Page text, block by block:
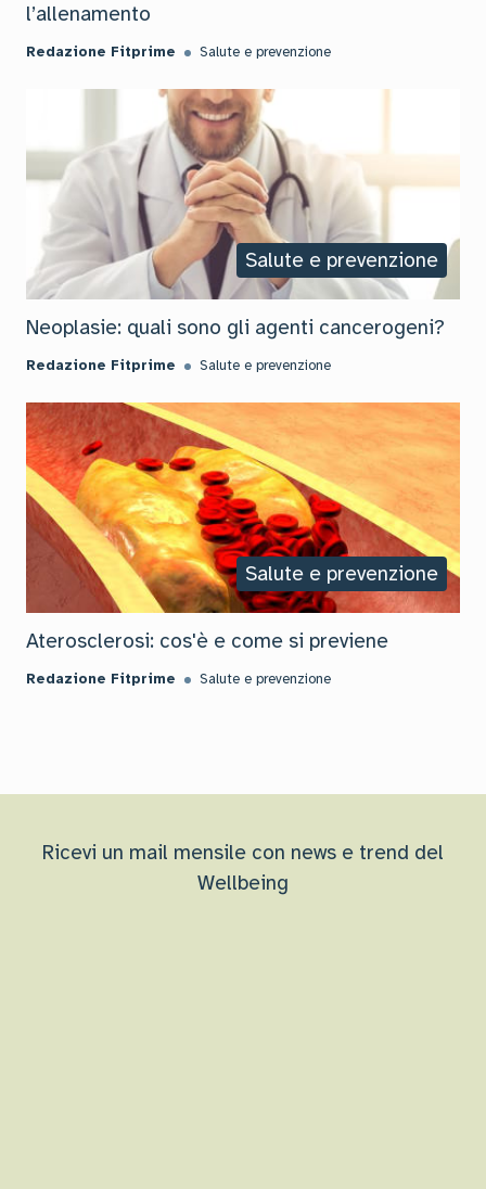
l’allenamento
Redazione Fitprime Salute e prevenzione
Salute e prevenzione
Neoplasie: quali sono gli agenti cancerogeni?
Redazione Fitprime Salute e prevenzione
Salute e prevenzione
Aterosclerosi: cos'è e come si previene
Redazione Fitprime Salute e prevenzione
Ricevi un mail mensile con news e trend del
Wellbeing